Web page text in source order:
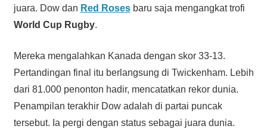
juara. Dow dan Red Rosesbaru saja mengangkat trofi
World Cup Rugby.
Mereka mengalahkan Kanada dengan skor 33-13.
Pertandingan final itu berlangsung di Twickenham. Lebih
dari 81.000 penonton hadir, mencatatkan rekor dunia.
Penampilan terakhir Dow adalah di partai puncak
tersebut. Ia pergi dengan status sebagai juara dunia.